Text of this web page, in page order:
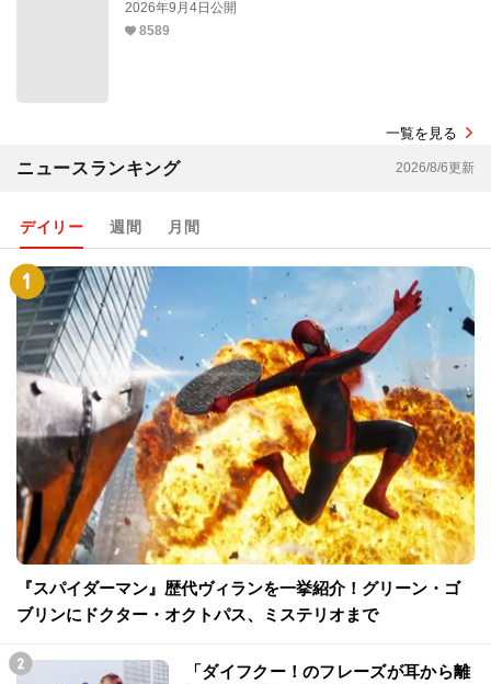
2026年9月4日公開
8589
一覧を見る
ニュースランキング 2026/8/6更新
デイリー 週間 月間
『スパイダーマン』歴代ヴィランを一挙紹介！グリーン・ゴ
ブリンにドクター・オクトパス、ミステリオまで
「ダイフクー！のフレーズが耳から離